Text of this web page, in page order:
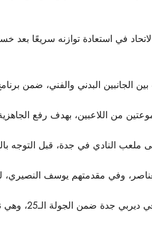
في استعادة توازنه سريعًا
البدني والفني، ضمن
اللاعبين، بهدف رفع الجاهزية
النادي في جدة، قبل التوجه
وفي مقدمتهم يوسف النصيري،